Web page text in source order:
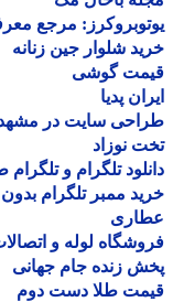
مرجع معرفی
شلوار جین زنانه
گوشی
پدیا
سایت در مشهد
نوزاد
تلگرام و تلگرام
ممبر تلگرام بدون
لوله و اتصالات
زنده جام جهانی
طلا دست دوم